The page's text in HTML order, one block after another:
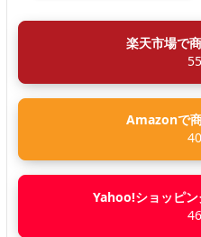
楽天市場で
Amazonで
Yahoo!ショッピ